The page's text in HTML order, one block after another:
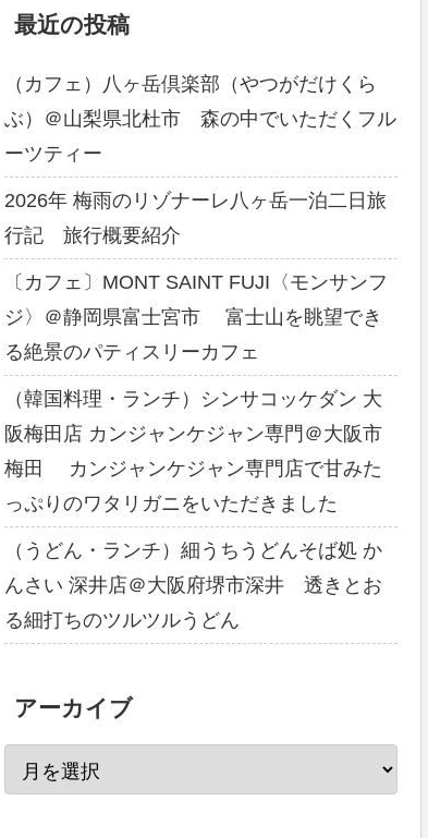
最近の投稿
（カフェ）八ヶ岳倶楽部（やつがだけくら
ぶ）＠山梨県北杜市 森の中でいただくフル
ーツティー
2026年 梅雨のリゾナーレ八ヶ岳一泊二日旅
行記 旅行概要紹介
〔カフェ〕MONT SAINT FUJI〈モンサンフ
ジ〉＠静岡県富士宮市 富士山を眺望でき
る絶景のパティスリーカフェ
（韓国料理・ランチ）シンサコッケダン 大
阪梅田店 カンジャンケジャン専門＠大阪市
梅田 カンジャンケジャン専門店で甘みた
っぷりのワタリガニをいただきました
（うどん・ランチ）細うちうどんそば処 か
んさい 深井店＠大阪府堺市深井 透きとお
る細打ちのツルツルうどん
アーカイブ